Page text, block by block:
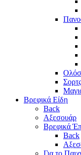
Σορτς
Βρεφικά Είδη
Back
Αξεσουάρ
Βρεφικά
Back
Για το